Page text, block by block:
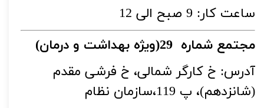
ساعت کار: 9 صبح الی 12
مجتمع شماره 29(ویژه بهداشت و درمان)
آدرس: خ کارگر شمالی، خ فرشی مقدم
(شانزدهم)، پ 119،سازمان نظام